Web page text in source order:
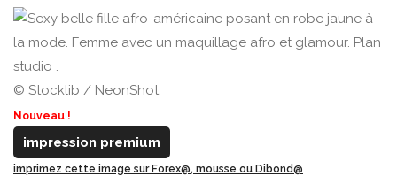
© Stocklib / NeonShot
Nouveau !
impression premium
imprimez cette image sur Forex@, mousse ou Dibond@